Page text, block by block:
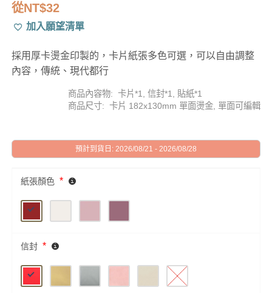
從NT$32
加入願望清單
採用厚卡燙金印製的，卡片紙張多色可選，可以自由調整
內容，傳統、現代都行
商品內容物: 卡片*1, 信封*1, 貼紙*1
商品尺寸: 卡片 182x130mm 單面燙金, 單面可編輯
預計到貨日: 2026/08/21 - 2026/08/28
紙張顏色 *
信封 *